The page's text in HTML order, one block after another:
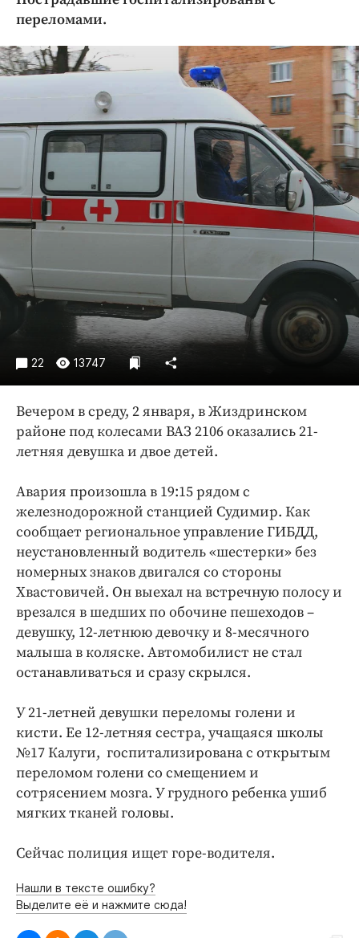
Криминал
Недвижимость и ЖКХ
Общество
Погода
Праздники
Происшествия
Спорт
Экономика и бизнес
Блоги
Издания
Медиаперсона
Интересное чтиво
Клиника года
Бренд года
Работодатель года
переломами.
22 13747
Вечером в среду, 2 января, в Жиздринском
районе под колесами ВАЗ 2106 оказались 21-
летняя девушка и двое детей.
Авария произошла в 19:15 рядом с
железнодорожной станцией Судимир. Как
сообщает региональное управление ГИБДД,
неустановленный водитель «шестерки» без
номерных знаков двигался со стороны
Хвастовичей. Он выехал на встречную полосу и
врезался в шедших по обочине пешеходов –
девушку, 12-летнюю девочку и 8-месячного
малыша в коляске. Автомобилист не стал
останавливаться и сразу скрылся.
У 21-летней девушки переломы голени и
кисти. Ее 12-летняя сестра, учащаяся школы
№17 Калуги, госпитализирована с открытым
переломом голени со смещением и
сотрясением мозга. У грудного ребенка ушиб
мягких тканей головы.
Сейчас полиция ищет горе-водителя.
Нашли в тексте ошибку?
Выделите её и нажмите сюда!